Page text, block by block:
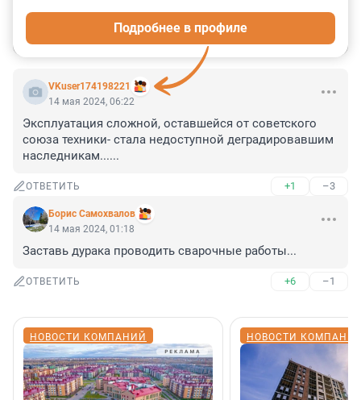
VKuser174198221
Подробнее в профиле
14 мая 2024, 06:22
Эксплуатация сложной, оставшейся от советского
союза техники- стала недоступной деградировавшим
наследникам......
ОТВЕТИТЬ +1 –3
Борис Самохвалов
14 мая 2024, 01:18
Заставь дурака проводить сварочные работы...
ОТВЕТИТЬ +6 –1
НОВОСТИ КОМПАНИЙ НОВОСТИ